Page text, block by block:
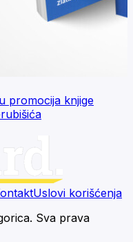
promocija knjige
Uslovi korišćenja
Sva prava